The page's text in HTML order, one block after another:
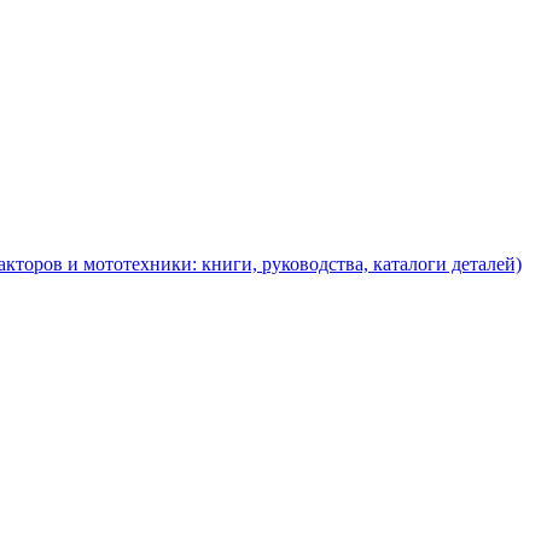
и мототехники: книги, руководства, каталоги деталей)